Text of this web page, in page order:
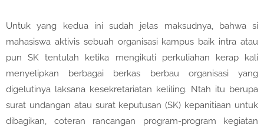
Untuk yang kedua ini sudah jelas maksudnya, bahwa si
mahasiswa aktivis sebuah organisasi kampus baik intra atau
pun SK tentulah ketika mengikuti perkuliahan kerap kali
menyelipkan berbagai berkas berbau organisasi yang
digelutinya laksana kesekretariatan keliling. Ntah itu berupa
surat undangan atau surat keputusan (SK) kepanitiaan untuk
dibagikan, coteran rancangan program-program kegiatan